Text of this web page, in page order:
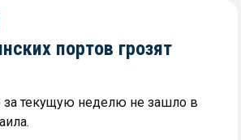
портов грозят
за текущую неделю не зашло в